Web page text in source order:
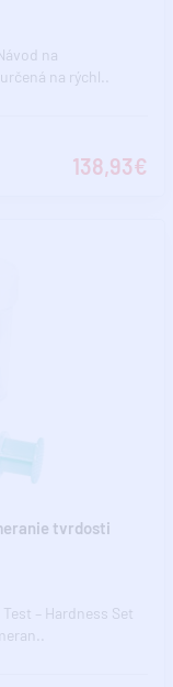
na
na rýchl..
138,93€
tvrdosti
– Hardness Set